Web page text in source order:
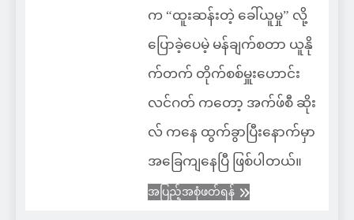
က “ထူးဆန်းတဲ့ ခေါ်ယူမှု” လို့
ပြောခဲ့ပေမဲ့ မန်ချက်စတာ ယူနို
က်တက် တိုက်စစ်မှူးဟောင်း
လင်ဂတ် ကတော့ အက်ဖ်စီ ဆိုး
လ် ကနေ ထွက်ခွာပြီးနောက်မှာ
အခြေကျနေပြီ ဖြစ်ပါတယ်။
အပြည့်အစုံဖတ်ရန်